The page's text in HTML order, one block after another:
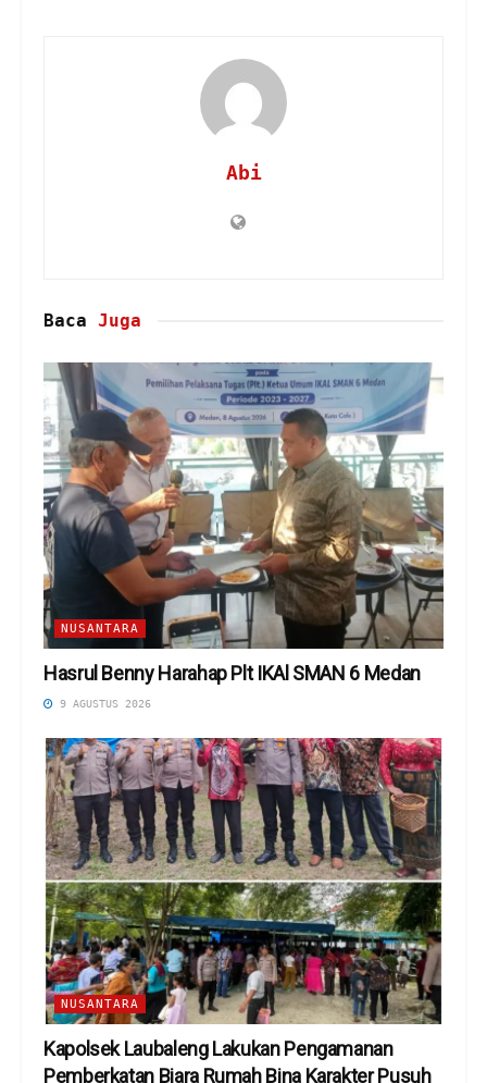
Abi
Baca Juga
NUSANTARA
Hasrul Benny Harahap Plt IKAl SMAN 6 Medan
9 AGUSTUS 2026
NUSANTARA
Kapolsek Laubaleng Lakukan Pengamanan
Pemberkatan Biara Rumah Bina Karakter Pusuh